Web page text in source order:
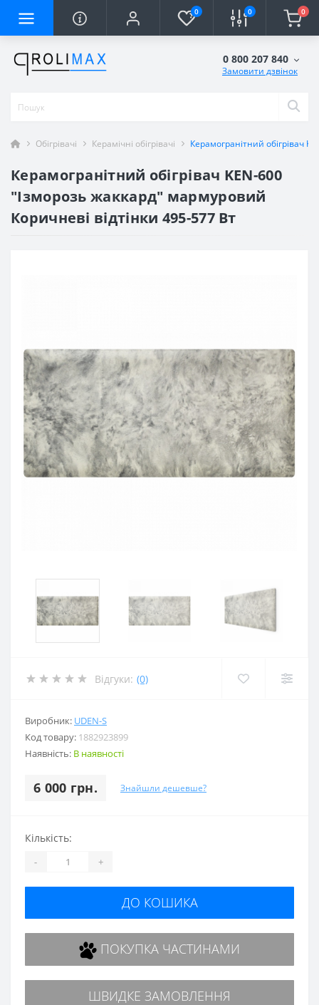
0 0 0
0 800 207 840
Замовити дзвінок
Обігрівачі Керамічні обігрівачі Керамогранітний обігрівач
Керамогранітний обігрівач KEN-600
"Ізморозь жаккард" мармуровий
Коричневі відтінки 495-577 Вт
Відгуки: (0)
Виробник: UDEN-S
Код товару: 1882923899
Наявність: В наявності
6 000 грн. Знайшли дешевше?
Кількість:
- +
ДО КОШИКА
ПОКУПКА ЧАСТИНАМИ
ШВИДКЕ ЗАМОВЛЕННЯ